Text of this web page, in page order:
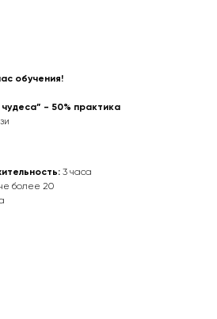
обучения!
- 50% практика
3 часа
более 20